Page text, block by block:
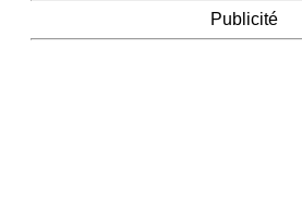
Publicité